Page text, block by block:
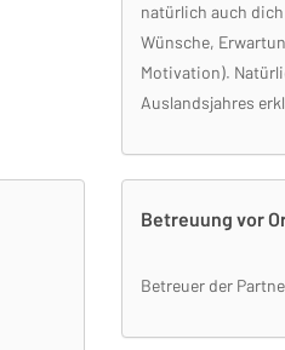
natürlich auch
Wünsche,
Motivation).
Auslandsjahres
Betreuung vor
Betreuer der